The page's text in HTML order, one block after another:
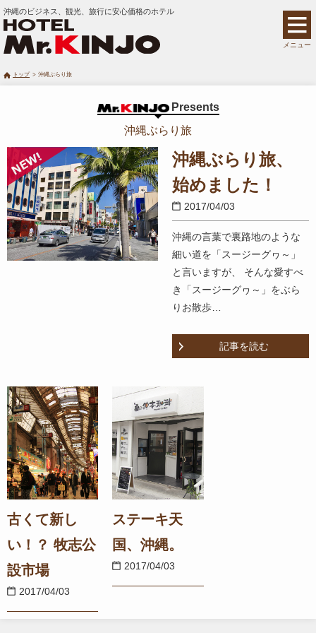
沖縄のビジネス、観光、旅行に安心価格のホテル
メニュー
トップ 沖縄ぶらり旅
Presents
沖縄ぶらり旅
沖縄ぶらり旅、
始めました！
2017/04/03
沖縄の言葉で裏路地のような
細い道を「スージーグヮ～」
と言いますが、 そんな愛すべ
き「スージーグヮ～」をぶら
りお散歩…
記事を読む
古くて新し
い！？ 牧志公
設市場
2017/04/03
ステーキ天
国、沖縄。
2017/04/03